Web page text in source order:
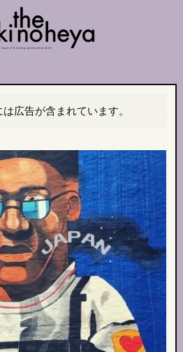
Issue nº 6, Spring and Summer 2023
広告が含まれています。